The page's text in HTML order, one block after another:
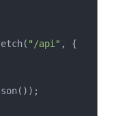
"/api" , {